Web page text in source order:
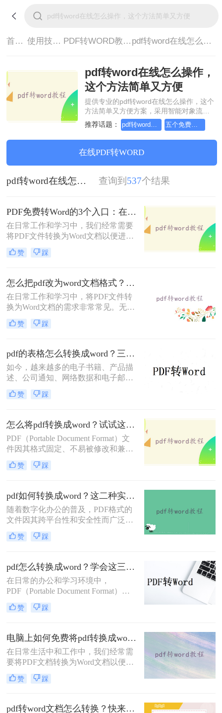
首页> 使用技巧> PDF转WORD教程> pdf转word在线怎么操作，这个方法简单又方便
pdf转word在线怎么操作，
这个方法简单又方便
提供专业的pdf转word在线怎么操作，这个
方法简单又方便方案，采用智能对象流重
构技术，确保文档1:1高保真还原且排版不
乱码。支持一键批量处理，全链路 SSL 加
密保障隐私安全。助您快速实现pdf转word
在线怎么操作，这个方法简单又方便，无
需安装，高效办公。
推荐话题：
在线PDF转WORD
pdf转word在线怎么操作，这个方法简单又方便 查询到 537个结果
PDF免费转Word的3个入口：在线、客户端、Word自带各有取舍！
在日常工作和学习中，我们经常需要
将PDF文件转换为Word文档以便进行
编辑和修改。那么怎样pdf免费转换成
word呢？本文将介绍三种免费将PDF
赞 踩
怎么把pdf改为word文档格式？给大家分享三种简单的转换方法！
在日常工作和学习中，将PDF文件转
换为Word文档的需求非常常见。无论
是为了编辑内容、重新排版还是与其
他工具兼容，掌握几种高效的转换方
为word文档格式呢？本文将介绍三种
将PDF转换为Word文档的方法。
赞 踩
pdf的表格怎么转换成word？三个方法轻松搞定！
如今，越来越多的电子书籍、产品描
述、公司通知、网络数据和电子邮件
开始使用PDF格式文件。Adobe设计
PDF文件格式的目的是支持跨平台、
是对网络信息发布的支持。为了实现
这一目标，PDF具有许多其他电子文
件格式无法比拟的优势。但是PDF却
不能直接编辑，因此需要pdf转word，
那么pdf的表格怎么转换成word呢？下
面就来看看吧。
赞 踩
怎么将pdf转换成word？试试这二种高效转换方法！
PDF（Portable Document Format）文
件因其格式固定、不易被修改和兼容
性强等特点，在文档传输和存储中得
到了广泛应用。然而，在某些情况
Word文档，以便进行编辑和修改。那
么怎么将pdf转换成word呢？本文将介
绍两种将PDF转换成Word的高效方
法。
赞 踩
pdf如何转换成word？这二种实用转换方法了解一下！
随着数字化办公的普及，PDF格式的
文件因其跨平台性和安全性而广泛应
用。然而，有时我们需要将PDF文件
转换为Word文档，以便进行编辑、修
word呢？本文将详细介绍两种常见的
PDF转Word的方法，帮助您轻松应对
各种转换需求。
赞 踩
pdf怎么转换成word？学会这三种简单的方法，1分钟轻松搞定！
在日常的办公和学习环境中，
PDF（Portable Document Format）因
其跨平台兼容性和保持文档原貌的特
性而广受欢迎。然而，当我们需要对
换为Word文档便成为了一个常见的需
求。那么pdf怎么转换成word呢？本文
将探讨几种将PDF转换成Word文档的
方法，帮助您轻松应对这一任务。
赞 踩
电脑上如何免费将pdf转换成word？分享2种实用方法！
在日常生活中和工作中，我们经常需
要将PDF文档转换为Word文档以便进
行编辑、修改或格式调整。那么电脑
上如何免费将pdf转换成word呢？本文
方法。
赞 踩
pdf转word文档怎么转换？快来试试这三种实用方法！